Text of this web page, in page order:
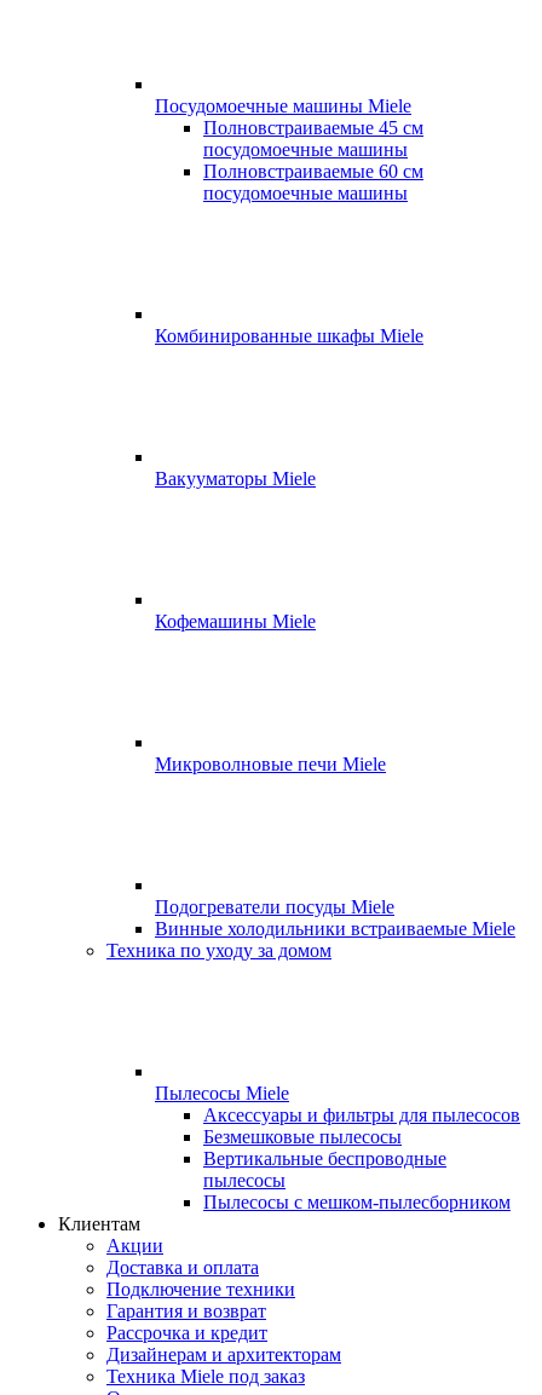
Посудомоечные машины Miele
Полновстраиваемые 45 см
посудомоечные машины
Полновстраиваемые 60 см
посудомоечные машины
Комбинированные шкафы Miele
Вакууматоры Miele
Кофемашины Miele
Микроволновые печи Miele
Подогреватели посуды Miele
Винные холодильники встраиваемые Miele
Техника по уходу за домом
Пылесосы Miele
Аксессуары и фильтры для пылесосов
Безмешковые пылесосы
Вертикальные беспроводные
пылесосы
Пылесосы с мешком-пылесборником
Клиентам
Акции
Доставка и оплата
Подключение техники
Гарантия и возврат
Рассрочка и кредит
Дизайнерам и архитекторам
Техника Miele под заказ